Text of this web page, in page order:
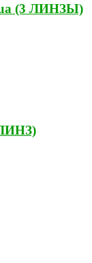
(3 ЛИНЗЫ)